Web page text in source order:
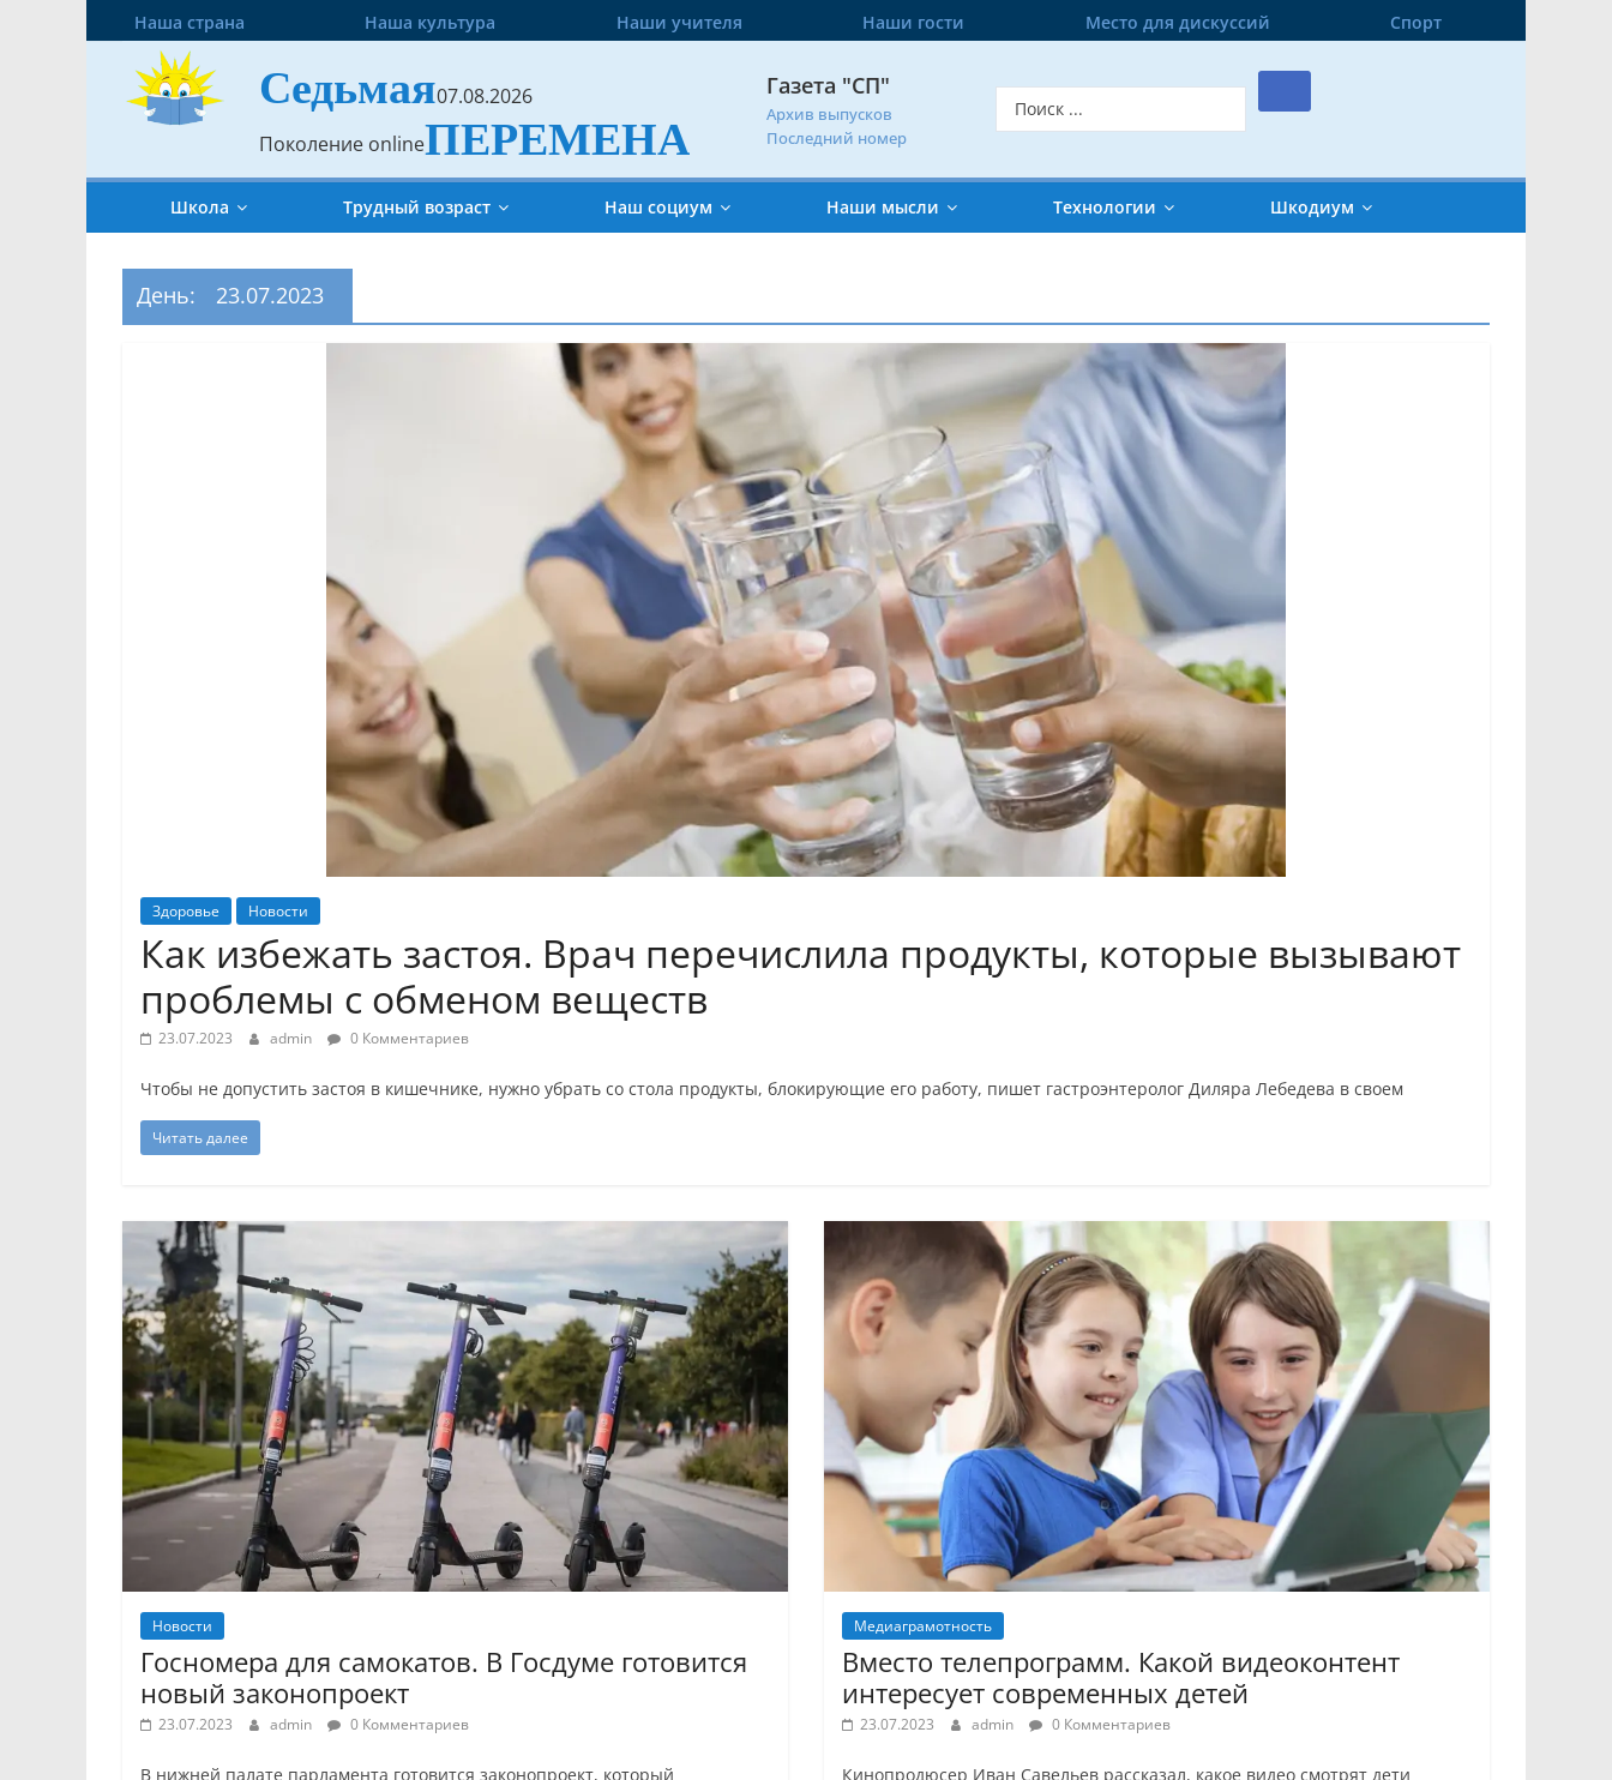
Наша страна Наша культура Наши учителя Наши гости Место для дискуссий Спорт
Седьмая07.08.2026
Поколение onlineПЕРЕМЕНА
Газета "СП"
Архив выпусков
Последний номер
Школа Трудный возраст Наш социум Наши мысли Технологии Шкодиум
День: 23.07.2023
Здоровье Новости
Как избежать застоя. Врач перечислила продукты, которые вызывают
проблемы с обменом веществ
23.07.2023 admin 0 Комментариев
Чтобы не допустить застоя в кишечнике, нужно убрать со стола продукты, блокирующие его работу, пишет гастроэнтеролог Диляра Лебедева в своем
Читать далее
Новости
Госномера для самокатов. В Госдуме готовится
новый законопроект
23.07.2023 admin 0 Комментариев
В нижней палате парламента готовится законопроект, который
Медиаграмотность
Вместо телепрограмм. Какой видеоконтент
интересует современных детей
23.07.2023 admin 0 Комментариев
Кинопродюсер Иван Савельев рассказал, какое видео смотрят дети